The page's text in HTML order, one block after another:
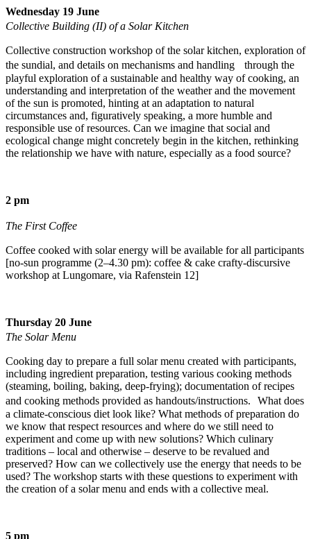
Wednesday 19 June
Collective Building (II) of a Solar Kitchen
Collective construction workshop of the solar kitchen, exploration of
the sundial, and details on mechanisms and handling through the
playful exploration of a sustainable and healthy way of cooking, an
understanding and interpretation of the weather and the movement
of the sun is promoted, hinting at an adaptation to natural
circumstances and, figuratively speaking, a more humble and
responsible use of resources. Can we imagine that social and
ecological change might concretely begin in the kitchen, rethinking
the relationship we have with nature, especially as a food source?
2 pm
The First Coffee
Coffee cooked with solar energy will be available for all participants
[no-sun programme (2–4.30 pm): coffee & cake crafty-discursive
workshop at Lungomare, via Rafenstein 12]
Thursday 20 June
The Solar Menu
Cooking day to prepare a full solar menu created with participants,
including ingredient preparation, testing various cooking methods
(steaming, boiling, baking, deep-frying); documentation of recipes
and cooking methods provided as handouts/instructions. What does
a climate-conscious diet look like? What methods of preparation do
we know that respect resources and where do we still need to
experiment and come up with new solutions? Which culinary
traditions – local and otherwise – deserve to be revalued and
preserved? How can we collectively use the energy that needs to be
used? The workshop starts with these questions to experiment with
the creation of a solar menu and ends with a collective meal.
5 pm